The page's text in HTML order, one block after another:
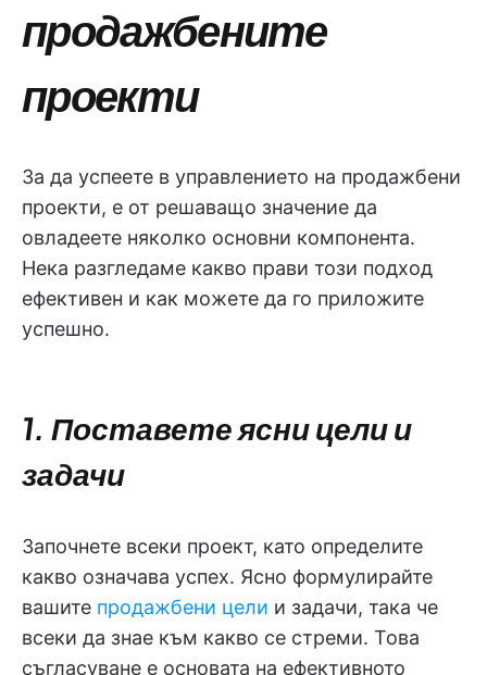
продажбените
проекти
За да успеете в управлението на продажбени
проекти, е от решаващо значение да
овладеете няколко основни компонента.
Нека разгледаме какво прави този подход
ефективен и как можете да го приложите
успешно.
1. Поставете ясни цели и
задачи
Започнете всеки проект, като определите
какво означава успех. Ясно формулирайте
вашите продажбени цели и задачи, така че
всеки да знае към какво се стреми. Това
съгласуване е основата на ефективното